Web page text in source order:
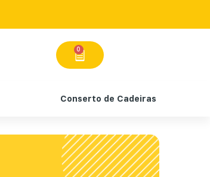
0
Conserto de Cadeiras